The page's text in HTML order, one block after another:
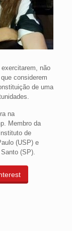
não
considerem
de uma
na
Membro da
de
(USP) e
(SP).